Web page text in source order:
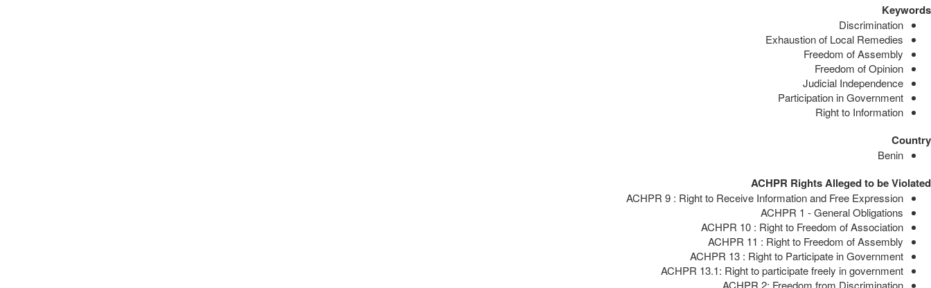
Keywords
Discrimination
Exhaustion of Local Remedies
Freedom of Assembly
Freedom of Opinion
Judicial Independence
Participation in Government
Right to Information
Country
Benin
ACHPR Rights Alleged to be Violated
ACHPR 9 : Right to Receive Information and Free Expression
ACHPR 1 - General Obligations
ACHPR 10 : Right to Freedom of Association
ACHPR 11 : Right to Freedom of Assembly
ACHPR 13 : Right to Participate in Government
ACHPR 13.1: Right to participate freely in government
ACHPR 2: Freedom from Discrimination